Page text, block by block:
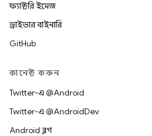
ফ্যাক্টরি ইমেজ
ড্রাইভার বাইনারি
GitHub
কানেক্ট করুন
Twitter-এ @Android
Twitter-এ @AndroidDev
Android ব্লগ